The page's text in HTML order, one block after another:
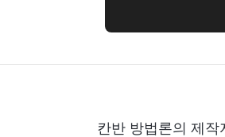
칸반 방법론의 제작